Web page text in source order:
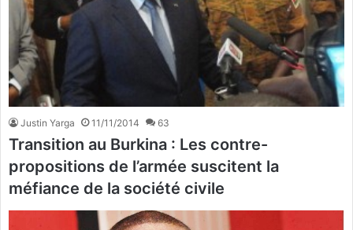
Justin Yarga 11/11/2014 63
Transition au Burkina : Les contre-
propositions de l’armée suscitent la
méfiance de la société civile